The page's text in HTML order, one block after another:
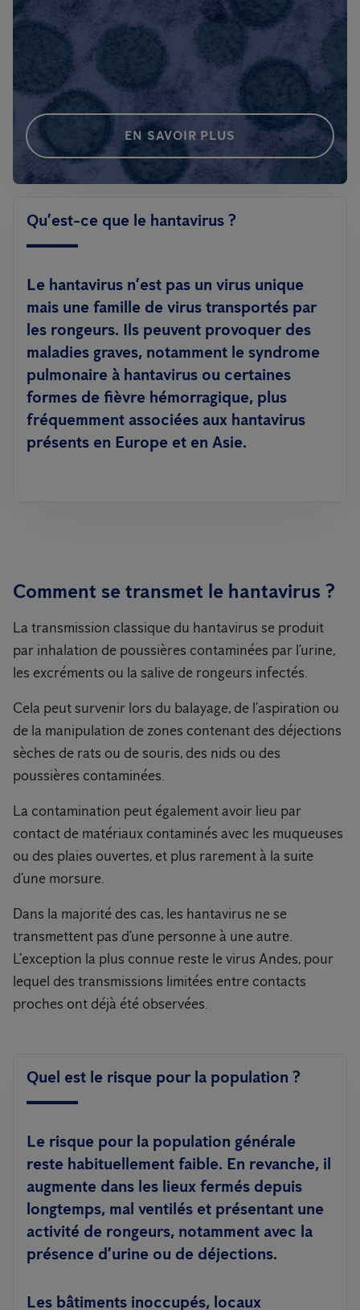
EN SAVOIR PLUS
Qu’est-ce que le hantavirus ?
Le hantavirus n’est pas un virus unique
mais une famille de virus transportés par
les rongeurs. Ils peuvent provoquer des
maladies graves, notamment le syndrome
pulmonaire à hantavirus ou certaines
formes de fièvre hémorragique, plus
fréquemment associées aux hantavirus
présents en Europe et en Asie.
Comment se transmet le hantavirus ?
La transmission classique du hantavirus se produit
par inhalation de poussières contaminées par l’urine,
les excréments ou la salive de rongeurs infectés.
Cela peut survenir lors du balayage, de l’aspiration ou
de la manipulation de zones contenant des déjections
sèches de rats ou de souris, des nids ou des
poussières contaminées.
La contamination peut également avoir lieu par
contact de matériaux contaminés avec les muqueuses
ou des plaies ouvertes, et plus rarement à la suite
d’une morsure.
Dans la majorité des cas, les hantavirus ne se
transmettent pas d’une personne à une autre.
L’exception la plus connue reste le virus Andes, pour
lequel des transmissions limitées entre contacts
proches ont déjà été observées.
Quel est le risque pour la population ?
Le risque pour la population générale
reste habituellement faible. En revanche, il
augmente dans les lieux fermés depuis
longtemps, mal ventilés et présentant une
activité de rongeurs, notamment avec la
présence d’urine ou de déjections.
Les bâtiments inoccupés, locaux